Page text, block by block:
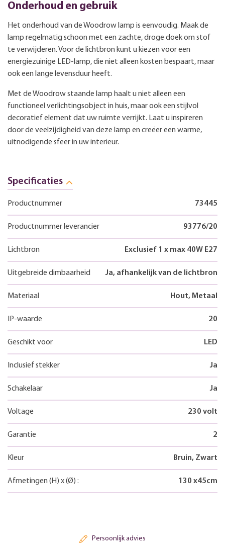
Onderhoud en gebruik
Het onderhoud van de Woodrow lamp is eenvoudig. Maak de
lamp regelmatig schoon met een zachte, droge doek om stof
te verwijderen. Voor de lichtbron kunt u kiezen voor een
energiezuinige LED-lamp, die niet alleen kosten bespaart, maar
ook een lange levensduur heeft.
Met de Woodrow staande lamp haalt u niet alleen een
functioneel verlichtingsobject in huis, maar ook een stijlvol
decoratief element dat uw ruimte verrijkt. Laat u inspireren
door de veelzijdigheid van deze lamp en creëer een warme,
uitnodigende sfeer in uw interieur.
Specificaties
Productnummer 73445
Productnummer leverancier 93776/20
Lichtbron Exclusief 1 x max 40W E27
Uitgebreide dimbaarheid Ja, afhankelijk van de lichtbron
Materiaal Hout, Metaal
IP-waarde 20
Geschikt voor LED
Inclusief stekker Ja
Schakelaar Ja
Voltage 230 volt
Garantie 2
Kleur Bruin, Zwart
Afmetingen (H) x(Ø) : 130 x45cm
Persoonlijk advies